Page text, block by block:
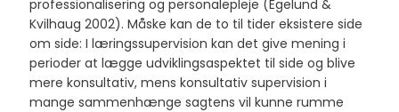
professionalisering og personalepleje (Egelund &
Kvilhaug 2002). Måske kan de to til tider eksistere side
om side: I læringssupervision kan det give mening i
perioder at lægge udviklingsaspektet til side og blive
mere konsultativ, mens konsultativ supervision i
mange sammenhænge sagtens vil kunne rumme